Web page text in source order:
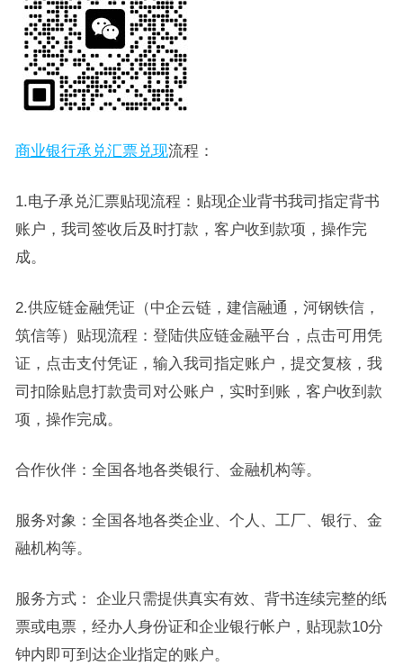
商业银行承兑汇票兑现流程：
1.电子承兑汇票贴现流程：贴现企业背书我司指定背书
账户，我司签收后及时打款，客户收到款项，操作完
成。
2.供应链金融凭证（中企云链，建信融通，河钢铁信，
筑信等）贴现流程：登陆供应链金融平台，点击可用凭
证，点击支付凭证，输入我司指定账户，提交复核，我
司扣除贴息打款贵司对公账户，实时到账，客户收到款
项，操作完成。
合作伙伴：全国各地各类银行、金融机构等。
服务对象：全国各地各类企业、个人、工厂、银行、金
融机构等。
服务方式： 企业只需提供真实有效、背书连续完整的纸
票或电票，经办人身份证和企业银行帐户，贴现款10分
钟内即可到达企业指定的账户。